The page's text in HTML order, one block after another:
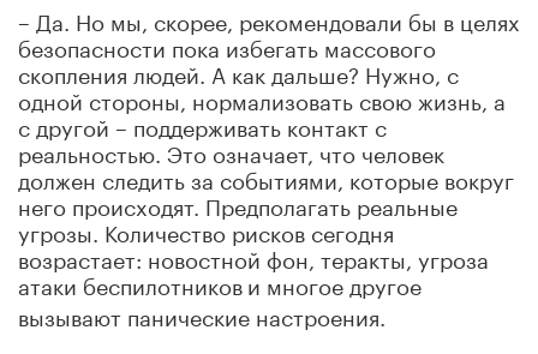
– Да. Но мы, скорее, рекомендовали бы в целях
безопасности пока избегать массового
скопления людей. А как дальше? Нужно, с
одной стороны, нормализовать свою жизнь, а
с другой – поддерживать контакт с
реальностью. Это означает, что человек
должен следить за событиями, которые вокруг
него происходят. Предполагать реальные
угрозы. Количество рисков сегодня
возрастает: новостной фон, теракты, угроза
атаки беспилотникови многое другое
вызывают панические настроения.